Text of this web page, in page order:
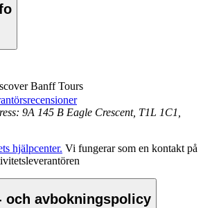
Banff Tours
9A 145 B Eagle Crescent, T1L 1C1,
hjälpcenter. Vi fungerar som en kontakt på
och avbokningspolicy